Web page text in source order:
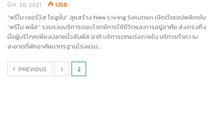
มี.ค. 20, 2021 1,158
“พรีโม เซอร์วิส โซลูชั่น” ลุยสร้าง New Living Solution เปิดตัวแอปพลิเคชัน
“พรีโม พลัส” รวบรวมบริการตอบโจทย์การใช้ชีวิตและการอยู่อาศัย ส่งตรงถึง
มือผู้บริโภคเพียงปลายนิ้วสัมผัส อาทิ บริการตกแต่งภายใน บริการทำความ
สะอาดที่พักอาศัยมาตรฐานโรงแรม…
PREVIOUS 1 2